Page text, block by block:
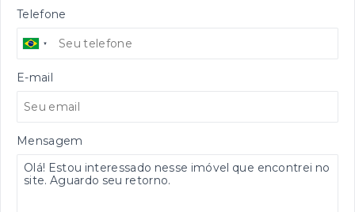
Telefone
E-mail
Mensagem